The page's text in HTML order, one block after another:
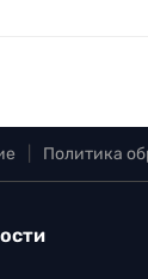
Политика